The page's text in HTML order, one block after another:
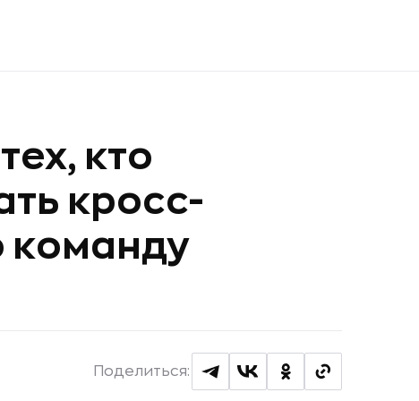
кто
кросс-
команду
Поделиться: